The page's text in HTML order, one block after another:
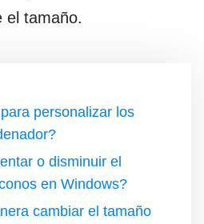
el tamaño.
personalizar los
o disminuir el
en Windows?
cambiar el tamaño